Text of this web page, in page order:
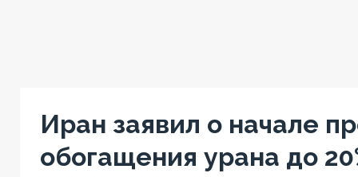
Иран заявил о начале
обогащения урана до